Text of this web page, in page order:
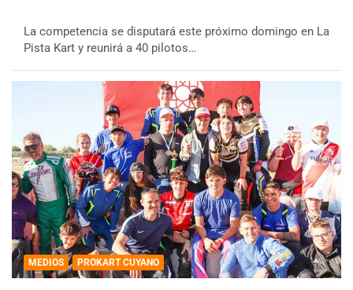
La competencia se disputará este próximo domingo en La
Pista Kart y reunirá a 40 pilotos…
MEDIOS PROKART CUYANO